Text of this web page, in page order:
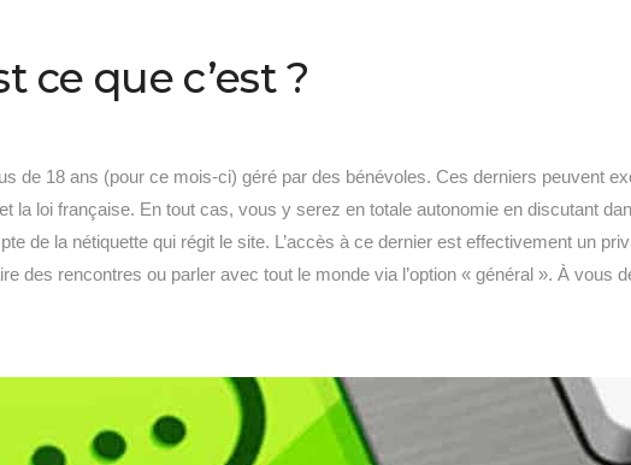
ce que c’est ?
de 18 ans (pour ce mois-ci) géré par des bénévoles. Ces derniers peuvent
la loi française. En tout cas, vous y serez en totale autonomie en discutant
de la nétiquette qui régit le site. L’accès à ce dernier est effectivement un
des rencontres ou parler avec tout le monde via l’option « général ». À vous